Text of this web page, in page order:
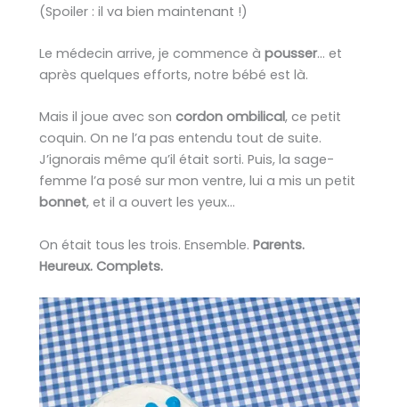
(Spoiler : il va bien maintenant !)
Le médecin arrive, je commence à pousser… et
après quelques efforts, notre bébé est là.
Mais il joue avec son cordon ombilical, ce petit
coquin. On ne l’a pas entendu tout de suite.
J’ignorais même qu’il était sorti. Puis, la sage-
femme l’a posé sur mon ventre, lui a mis un petit
bonnet, et il a ouvert les yeux…
On était tous les trois. Ensemble. Parents.
Heureux. Complets.